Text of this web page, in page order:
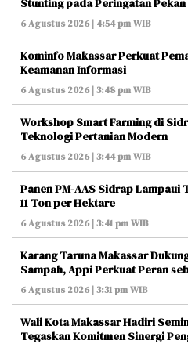
Stunting pada Peringatan
6 Agustus 2026 | 4:54 pm WIB
Kominfo Makassar Perkuat
Keamanan Informasi
6 Agustus 2026 | 3:48 pm WIB
Workshop Smart Farming di
Teknologi Pertanian Modern
6 Agustus 2026 | 3:44 pm WIB
Panen PM-AAS Sidrap
11 Ton per Hektare
6 Agustus 2026 | 3:41 pm WIB
Karang Taruna Makassar
Sampah, Appi Perkuat Peran
6 Agustus 2026 | 3:31 pm WIB
Wali Kota Makassar Hadiri
Tegaskan Komitmen Sinergi